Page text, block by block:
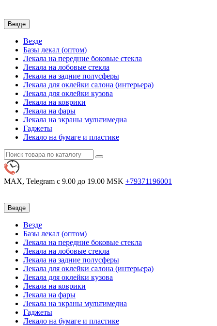
Везде
Везде
Базы лекал (оптом)
Лекала на передние боковые стекла
Лекала на лобовые стекла
Лекала на задние полусферы
Лекала для оклейки салона (интерьера)
Лекала для оклейки кузова
Лекала на коврики
Лекала на фары
Лекала на экраны мультимедиа
Гаджеты
Лекало на бумаге и пластике
MAX, Telegram с 9.00 до 19.00 MSK +79371196001
Везде
Везде
Базы лекал (оптом)
Лекала на передние боковые стекла
Лекала на лобовые стекла
Лекала на задние полусферы
Лекала для оклейки салона (интерьера)
Лекала для оклейки кузова
Лекала на коврики
Лекала на фары
Лекала на экраны мультимедиа
Гаджеты
Лекало на бумаге и пластике